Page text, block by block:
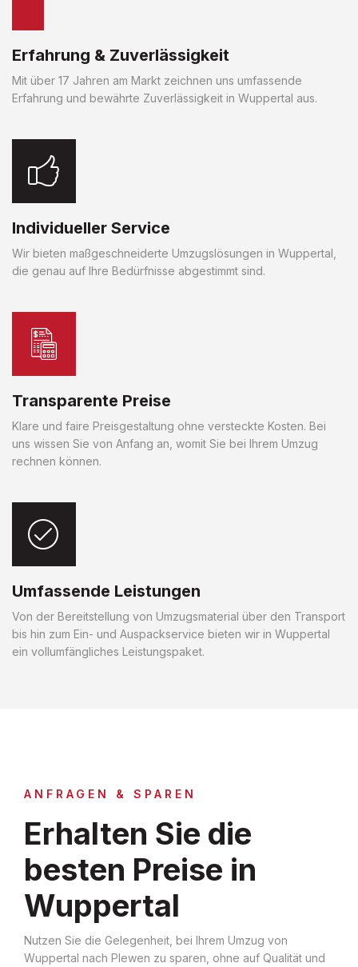
Erfahrung & Zuverlässigkeit
Mit über 17 Jahren am Markt zeichnen uns umfassende
Erfahrung und bewährte Zuverlässigkeit in Wuppertal aus.
Individueller Service
Wir bieten maßgeschneiderte Umzugslösungen in Wuppertal,
die genau auf Ihre Bedürfnisse abgestimmt sind.
Transparente Preise
Klare und faire Preisgestaltung ohne versteckte Kosten. Bei
uns wissen Sie von Anfang an, womit Sie bei Ihrem Umzug
rechnen können.
Umfassende Leistungen
Von der Bereitstellung von Umzugsmaterial über den Transport
bis hin zum Ein- und Auspackservice bieten wir in Wuppertal
ein vollumfängliches Leistungspaket.
ANFRAGEN & SPAREN
Erhalten Sie die
besten Preise in
Wuppertal
Nutzen Sie die Gelegenheit, bei Ihrem Umzug von
Wuppertal nach Plewen zu sparen, ohne auf Qualität und